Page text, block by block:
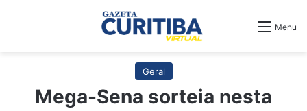
Menu
Geral
Mega-Sena sorteia nesta